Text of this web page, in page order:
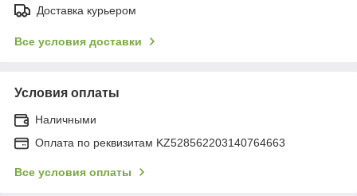
Доставка курьером
Все условия доставки
Условия оплаты
Наличными
Оплата по реквизитам KZ528562203140764663
Все условия оплаты